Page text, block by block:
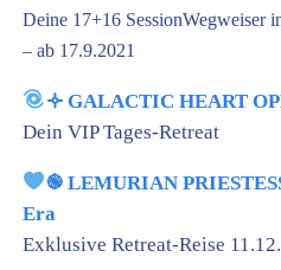
Deine 17+16 SessionWegweiser
– ab 17.9.2021
🝊 GALACTIC HEART
Dein VIP Tages-Retreat
֎ LEMURIAN
Era
Exklusive Retreat-Reise